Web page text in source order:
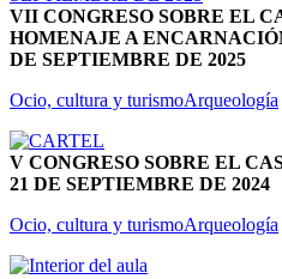
VII CONGRESO SOBRE EL
HOMENAJE A
DE SEPTIEMBRE DE 2025
Ocio, cultura y turismoArqueología
V CONGRESO SOBRE EL
21 DE SEPTIEMBRE DE 2024
Ocio, cultura y turismoArqueología